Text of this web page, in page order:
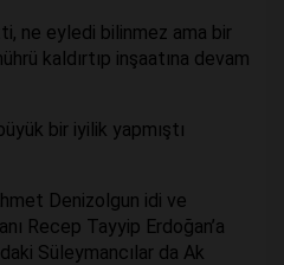
ne eyledi bilinmez ama bir
kaldırtıp inşaatına devam
bir iyilik yapmıştı
Denizolgun idi ve
Recep Tayyip Erdoğan’a
Süleymancılar da Ak